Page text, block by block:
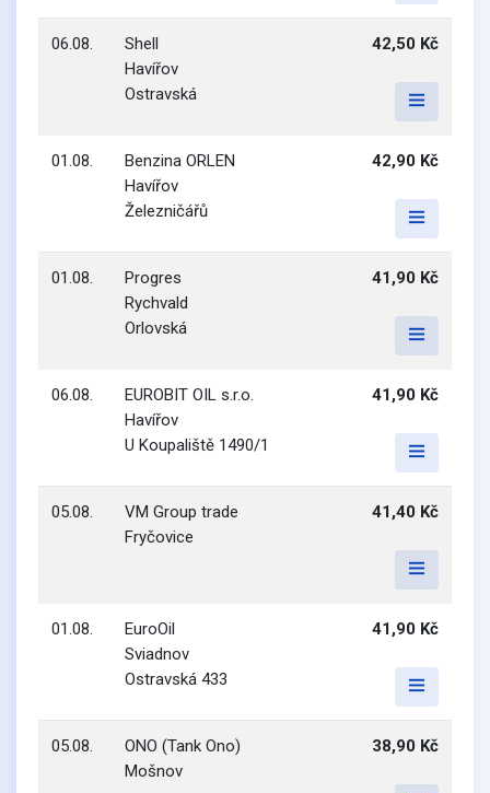
06.08.
Shell
Havířov
Ostravská
42,50 Kč
01.08.
Benzina ORLEN
Havířov
Železničářů
42,90 Kč
01.08.
Progres
Rychvald
Orlovská
41,90 Kč
06.08.
EUROBIT OIL s.r.o.
Havířov
U Koupaliště 1490/1
41,90 Kč
05.08.
VM Group trade
Fryčovice
41,40 Kč
01.08.
EuroOil
Sviadnov
Ostravská 433
41,90 Kč
05.08.
ONO (Tank Ono)
Mošnov
38,90 Kč